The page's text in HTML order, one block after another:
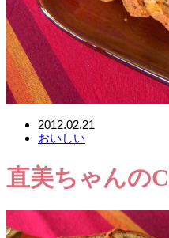
2012.02.21
おいしい
直美ちゃんの